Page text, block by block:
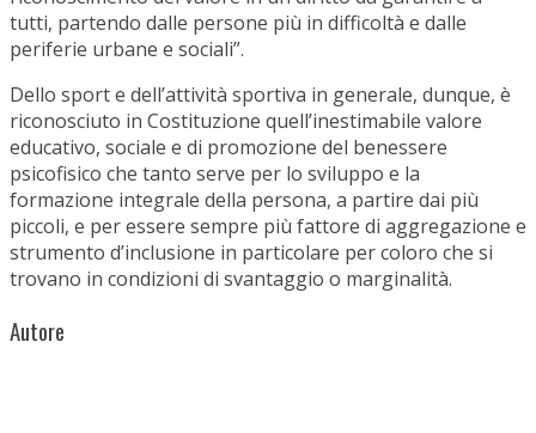
tutti, partendo dalle persone più in difficoltà e dalle
periferie urbane e sociali”.
Dello sport e dell’attività sportiva in generale, dunque, è
riconosciuto in Costituzione quell’inestimabile valore
educativo, sociale e di promozione del benessere
psicofisico che tanto serve per lo sviluppo e la
formazione integrale della persona, a partire dai più
piccoli, e per essere sempre più fattore di aggregazione e
strumento d’inclusione in particolare per coloro che si
trovano in condizioni di svantaggio o marginalità.
Autore